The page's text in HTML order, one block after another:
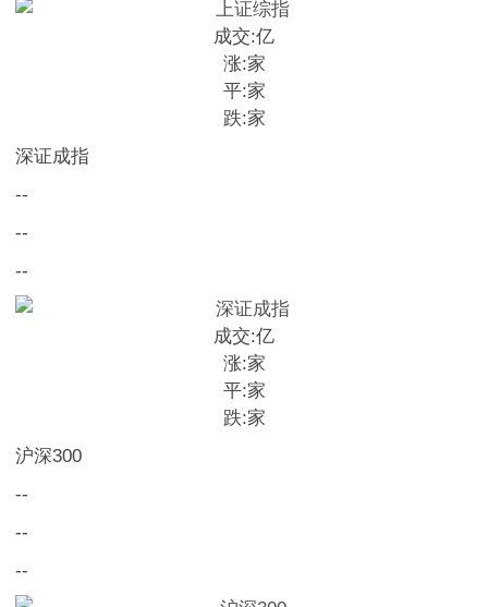
成交:亿
涨:家
平:家
跌:家
深证成指
--
--
--
成交:亿
涨:家
平:家
跌:家
沪深300
--
--
--